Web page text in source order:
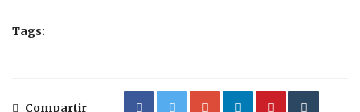
Tags:
Compartir